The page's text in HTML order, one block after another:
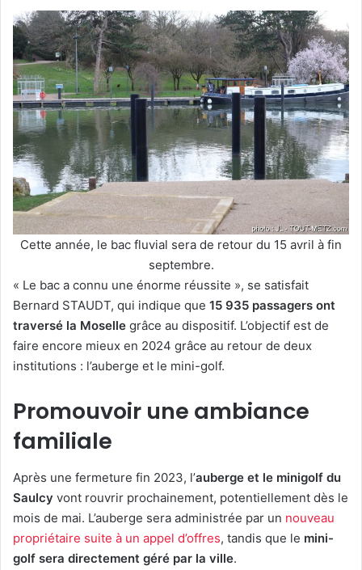
Cette année, le bac fluvial sera de retour du 15 avril à fin
septembre.
« Le bac a connu une énorme réussite », se satisfait
Bernard STAUDT, qui indique que 15 935 passagers ont
traversé la Moselle grâce au dispositif. L’objectif est de
faire encore mieux en 2024 grâce au retour de deux
institutions : l’auberge et le mini-golf.
Promouvoir une ambiance
familiale
Après une fermeture fin 2023, l’auberge et le minigolf du
Saulcy vont rouvrir prochainement, potentiellement dès le
mois de mai. L’auberge sera administrée par un nouveau
propriétaire suite à un appel d’offres, tandis que le mini-
golf sera directement géré par la ville.